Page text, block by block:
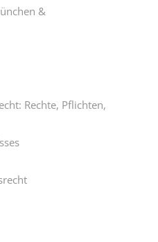
&
Rechte, Pflichten,